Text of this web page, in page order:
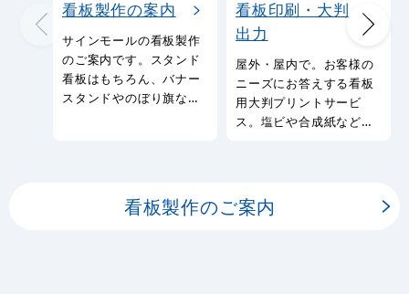
看板製作の案内
サインモールの看板製作
のご案内です。スタンド
看板はもちろん、バナー
スタンドやのぼり旗など
看板印刷・大判
出力
屋外・屋内で。お客様の
ニーズにお答えする看板
用大判プリントサービ
ス。塩ビや合成紙など看
看板製作のご案内